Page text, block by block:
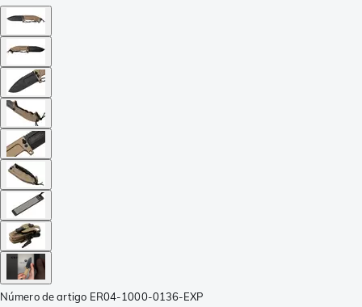
Número de artigo ER04-1000-0136-EXP